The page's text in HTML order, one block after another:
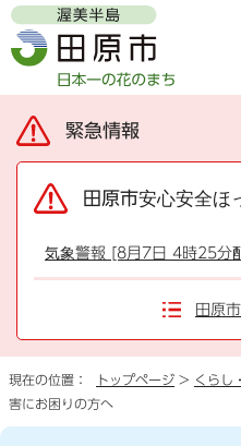
緊急情報
田原市安心安全ほ
気象警報 [8月7日 4時25分
田原
現在の位置： トップページ > くらし
害にお困りの方へ